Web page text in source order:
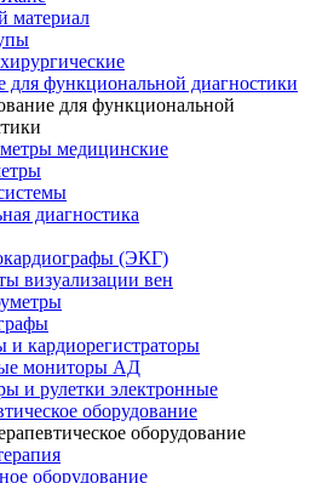
для функциональной диагностики
для функциональной
медицинские
диагностика
(ЭКГ)
визуализации вен
и кардиорегистраторы
мониторы АД
и рулетки электронные
оборудование
оборудование
оборудование